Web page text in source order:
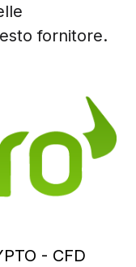
fornitore.
- CFD